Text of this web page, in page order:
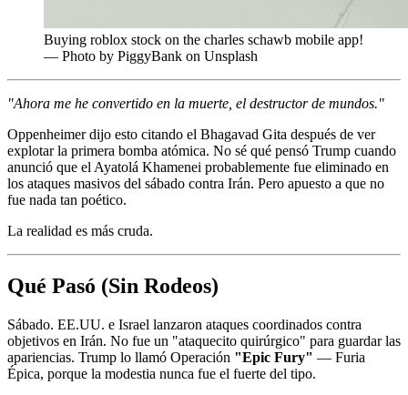
Buying roblox stock on the charles schawb mobile app!
— Photo by PiggyBank on Unsplash
"Ahora me he convertido en la muerte, el destructor de mundos."
Oppenheimer dijo esto citando el Bhagavad Gita después de ver
explotar la primera bomba atómica. No sé qué pensó Trump cuando
anunció que el Ayatolá Khamenei probablemente fue eliminado en
los ataques masivos del sábado contra Irán. Pero apuesto a que no
fue nada tan poético.
La realidad es más cruda.
Qué Pasó (Sin Rodeos)
Sábado. EE.UU. e Israel lanzaron ataques coordinados contra
objetivos en Irán. No fue un "ataquecito quirúrgico" para guardar las
apariencias. Trump lo llamó Operación "Epic Fury" — Furia
Épica, porque la modestia nunca fue el fuerte del tipo.